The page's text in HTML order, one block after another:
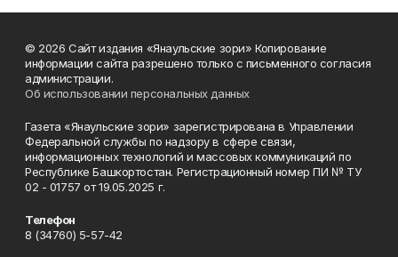
© 2026 Сайт издания «Янаульские зори» Копирование
информации сайта разрешено только с письменного согласия
администрации.
Об использовании персональных данных
Газета «Янаульские зори» зарегистрирована в Управлении
Федеральной службы по надзору в сфере связи,
информационных технологий и массовых коммуникаций по
Республике Башкортостан. Регистрационный номер ПИ № ТУ
02 - 01757 от 19.05.2025 г.
Телефон
8 (34760) 5-57-42